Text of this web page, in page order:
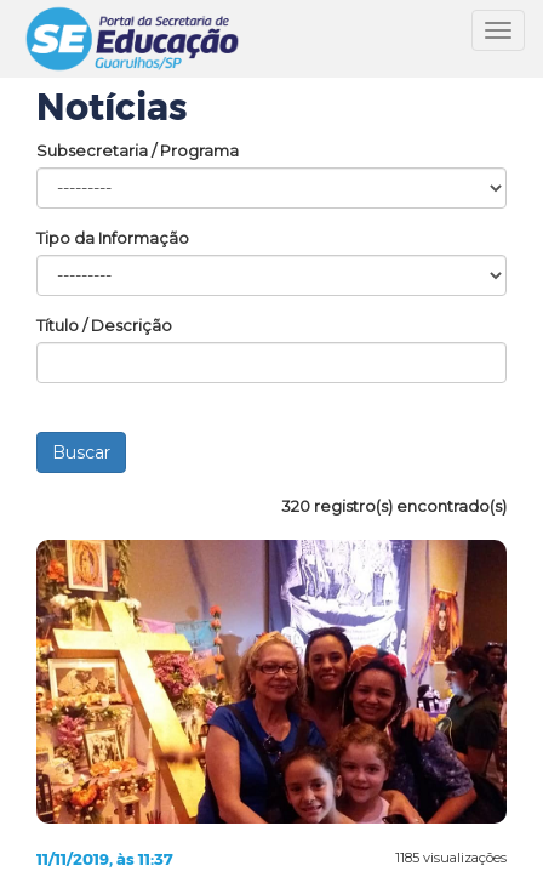
Notícias
Subsecretaria / Programa
Tipo da Informação
Título / Descrição
320 registro(s) encontrado(s)
1185 visualizações
11/11/2019, às 11:37